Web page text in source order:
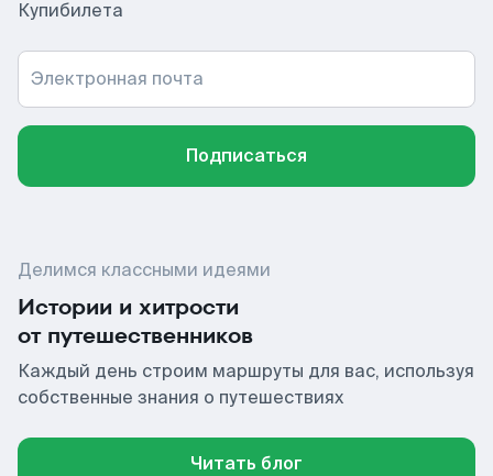
Купибилета
Электронная почта
Подписаться
Делимся классными идеями
Истории и хитрости
от путешественников
Каждый день строим маршруты для вас, используя
собственные знания о путешествиях
Читать блог